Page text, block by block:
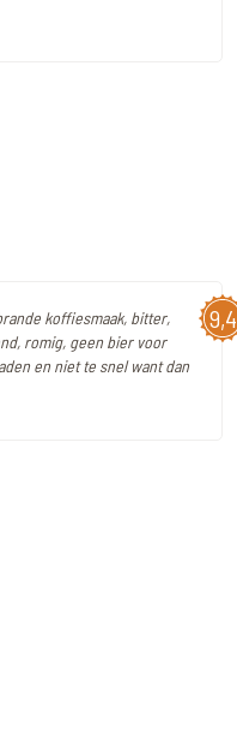
9,4
koffiesmaak, bitter,
romig, geen bier voor
en niet te snel want dan